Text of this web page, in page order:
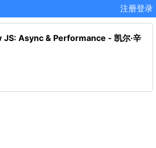
注册登录
JS: Async & Performance - 凯尔·辛